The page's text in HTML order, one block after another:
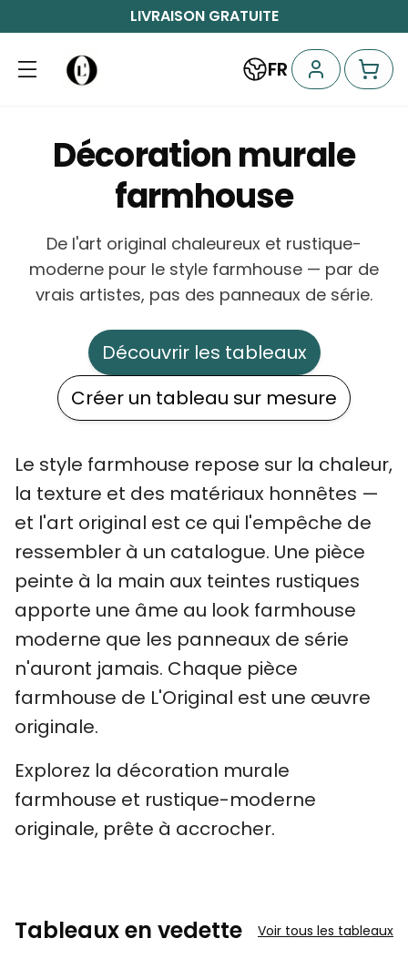
LIVRAISON GRATUITE
FR
Décoration murale
farmhouse
De l'art original chaleureux et rustique-
moderne pour le style farmhouse — par de
vrais artistes, pas des panneaux de série.
Découvrir les tableaux
Créer un tableau sur mesure
Le style farmhouse repose sur la chaleur,
la texture et des matériaux honnêtes —
et l'art original est ce qui l'empêche de
ressembler à un catalogue. Une pièce
peinte à la main aux teintes rustiques
apporte une âme au look farmhouse
moderne que les panneaux de série
n'auront jamais. Chaque pièce
farmhouse de L'Original est une œuvre
originale.
Explorez la décoration murale
farmhouse et rustique-moderne
originale, prête à accrocher.
Tableaux en vedette Voir tous les tableaux